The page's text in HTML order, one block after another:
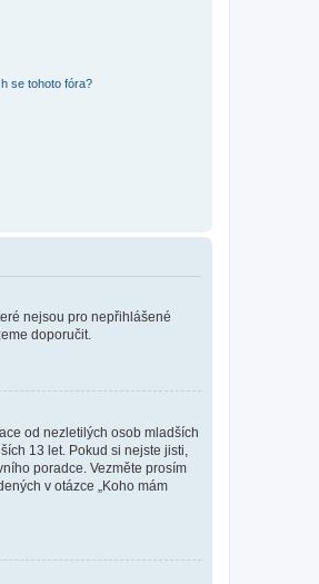
se tohoto fóra?
nejsou pro nepřihlášené
doporučit.
od nezletilých osob mladších
13 let. Pokud si nejste jisti,
poradce. Vezměte prosím
v otázce „Koho mám